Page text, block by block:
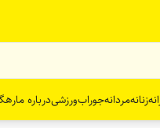
زنانهمردانهجورابورزشیدرباره ما